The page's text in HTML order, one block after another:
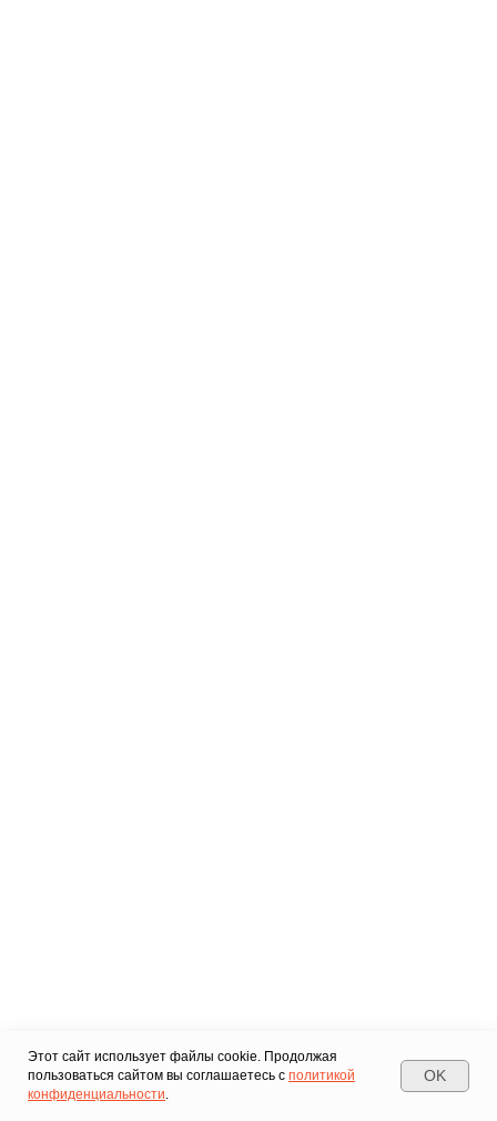
Этот сайт использует файлы cookie. Продолжая
пользоваться сайтом вы соглашаетесь с политикой
конфиденциальности.
OK